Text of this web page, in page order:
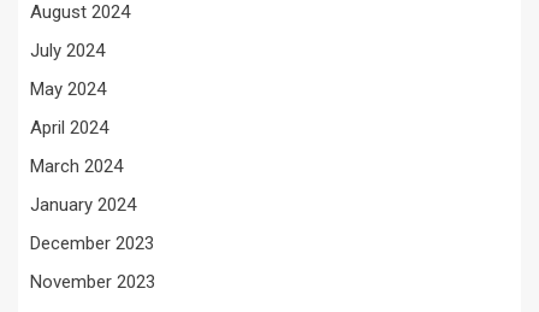
August 2024
July 2024
May 2024
April 2024
March 2024
January 2024
December 2023
November 2023